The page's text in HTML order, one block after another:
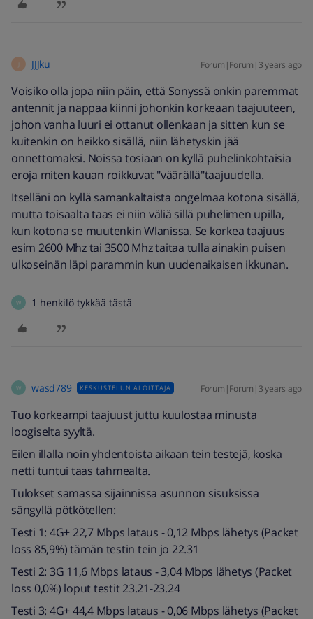
JJJku Forum|Forum|3 years ago
Voisiko olla jopa niin päin, että Sonyssä onkin paremmat
antennit ja nappaa kiinni johonkin korkeaan taajuuteen,
johon vanha luuri ei ottanut ollenkaan ja sitten kun se
kuitenkin on heikko sisällä, niin lähetyskin jää
onnettomaksi. Noissa tosiaan on kyllä puhelinkohtaisia
eroja miten kauan roikkuvat "väärällä"taajuudella.
Itselläni on kyllä samankaltaista ongelmaa kotona sisällä,
mutta toisaalta taas ei niin väliä sillä puhelimen upilla,
kun kotona se muutenkin Wlanissa. Se korkea taajuus
esim 2600 Mhz tai 3500 Mhz taitaa tulla ainakin puisen
ulkoseinän läpi parammin kun uudenaikaisen ikkunan.
W 1 henkilö tykkää tästä
W wasd789 KESKUSTELUN ALOITTAJA Forum|Forum|3 years ago
Tuo korkeampi taajuust juttu kuulostaa minusta
loogiselta syyltä.
Eilen illalla noin yhdentoista aikaan tein testejä, koska
netti tuntui taas tahmealta.
Tulokset samassa sijainnissa asunnon sisuksissa
sängyllä pötkötellen:
Testi 1: 4G+ 22,7 Mbps lataus - 0,12 Mbps lähetys (Packet
loss 85,9%) tämän testin tein jo 22.31
Testi 2: 3G 11,6 Mbps lataus - 3,04 Mbps lähetys (Packet
loss 0,0%) loput testit 23.21-23.24
Testi 3: 4G+ 44,4 Mbps lataus - 0,06 Mbps lähetys (Packet